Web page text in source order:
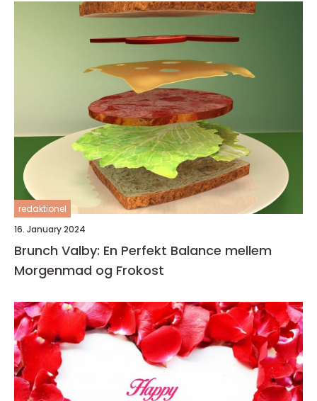
redaktionel
16. January 2024
Brunch Valby: En Perfekt Balance mellem
Morgenmad og Frokost